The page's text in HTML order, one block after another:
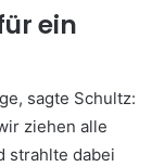
ein
sagte Schultz:
ziehen alle
strahlte dabei